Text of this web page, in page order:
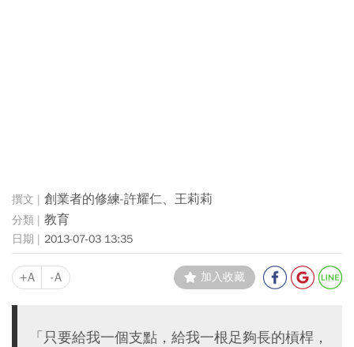
創業者的修練-許耀仁、王莉莉
教育
2013-07-03 13:35
+A -A 加入收藏
「只要給我一個支點，給我一根足夠長的槓桿，